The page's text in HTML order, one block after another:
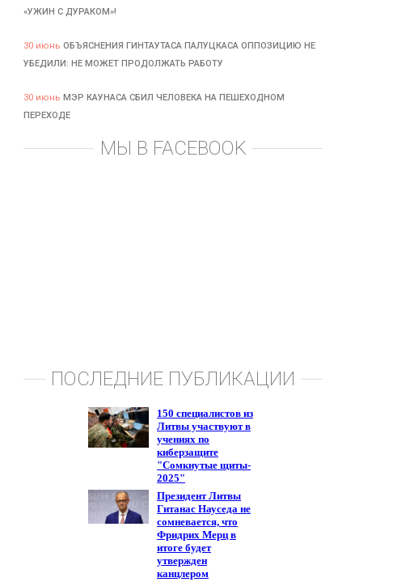
«УЖИН С ДУРАКОМ»!
30 июнь ОБЪЯСНЕНИЯ ГИНТАУТАСА ПАЛУЦКАСА ОППОЗИЦИЮ НЕ
УБЕДИЛИ: НЕ МОЖЕТ ПРОДОЛЖАТЬ РАБОТУ
30 июнь МЭР КАУНАСА СБИЛ ЧЕЛОВЕКА НА ПЕШЕХОДНОМ
ПЕРЕХОДЕ
МЫ В FACEBOOK
ПОСЛЕДНИЕ ПУБЛИКАЦИИ